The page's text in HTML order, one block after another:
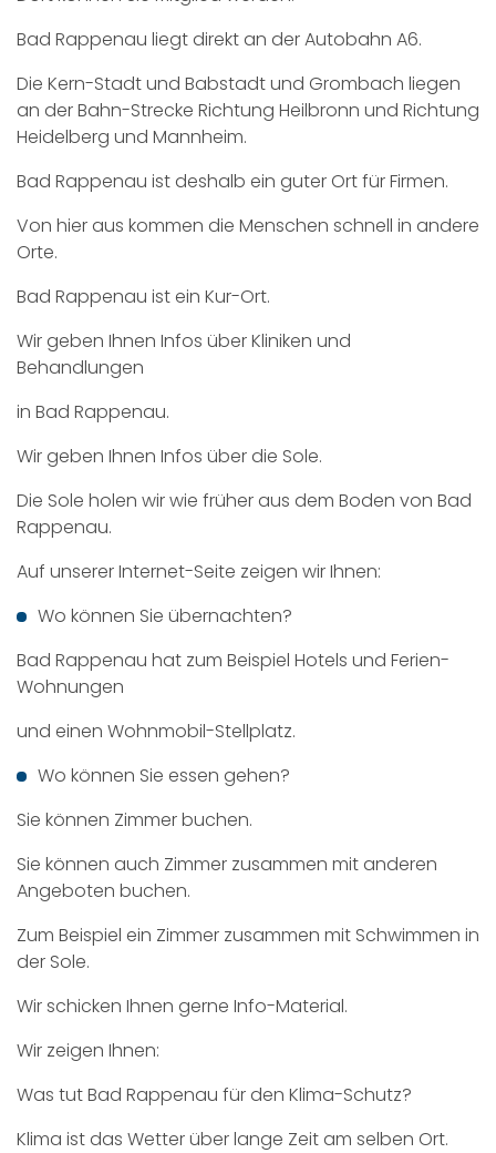
Bad Rappenau liegt direkt an der Autobahn A6.
Die Kern-Stadt und Babstadt und Grombach liegen
an der Bahn-Strecke Richtung Heilbronn und Richtung
Heidelberg und Mannheim.
Bad Rappenau ist deshalb ein guter Ort für Firmen.
Von hier aus kommen die Menschen schnell in andere
Orte.
Bad Rappenau ist ein Kur-Ort.
Wir geben Ihnen Infos über Kliniken und
Behandlungen
in Bad Rappenau.
Wir geben Ihnen Infos über die Sole.
Die Sole holen wir wie früher aus dem Boden von Bad
Rappenau.
Auf unserer Internet-Seite zeigen wir Ihnen:
Wo können Sie übernachten?
Bad Rappenau hat zum Beispiel Hotels und Ferien-
Wohnungen
und einen Wohnmobil-Stellplatz.
Wo können Sie essen gehen?
Sie können Zimmer buchen.
Sie können auch Zimmer zusammen mit anderen
Angeboten buchen.
Zum Beispiel ein Zimmer zusammen mit Schwimmen in
der Sole.
Wir schicken Ihnen gerne Info-Material.
Wir zeigen Ihnen:
Was tut Bad Rappenau für den Klima-Schutz?
Klima ist das Wetter über lange Zeit am selben Ort.